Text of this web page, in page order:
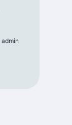
admin